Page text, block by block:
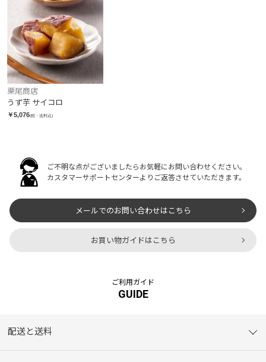
栗尾商店
うず芋 サイコロ
￥5,076(税・送料込)
ご不明な点がございましたらお気軽にお問い合わせください。
カスタマーサポートセンターよりご返答させていただきます。
メールでのお問い合わせはこちら
お買い物ガイドはこちら
ご利用ガイド
GUIDE
配送と送料